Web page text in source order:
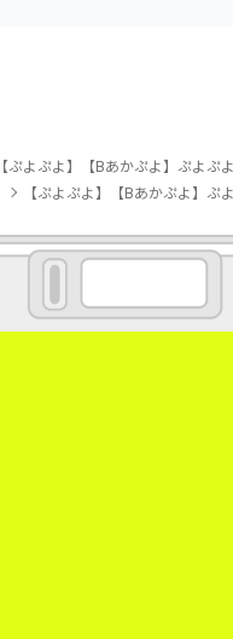
【ぷよぷよ】【Bあかぷよ】ぷよ
【ぷよぷよ】【Bあかぷよ】